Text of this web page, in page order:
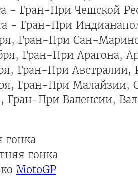
- Гран-При Чешской
- Гран-При
Гран-При Сан-
Гран-При Арагона,
Гран-При Австралии,
Гран-При Малайзии,
Гран-При Валенсии,
гонка
гонка
MotoGP